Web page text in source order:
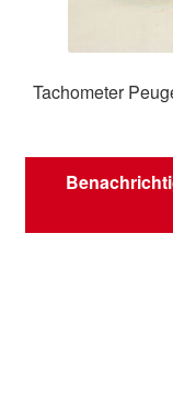
Tachometer